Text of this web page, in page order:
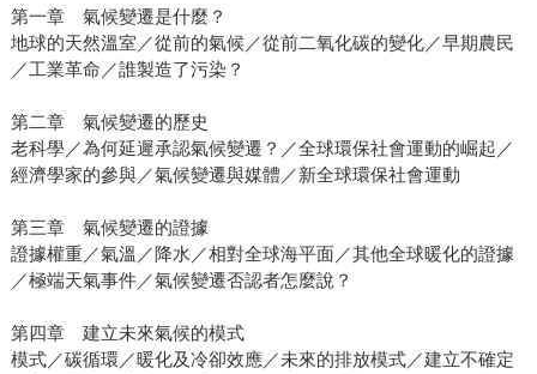
第一章 氣候變遷是什麼？
地球的天然溫室／從前的氣候／從前二氧化碳的變化／早期農民
／工業革命／誰製造了污染？
第二章 氣候變遷的歷史
老科學／為何延遲承認氣候變遷？／全球環保社會運動的崛起／
經濟學家的參與／氣候變遷與媒體／新全球環保社會運動
第三章 氣候變遷的證據
證據權重／氣溫／降水／相對全球海平面／其他全球暖化的證據
／極端天氣事件／氣候變遷否認者怎麼說？
第四章 建立未來氣候的模式
模式／碳循環／暖化及冷卻效應／未來的排放模式／建立不確定